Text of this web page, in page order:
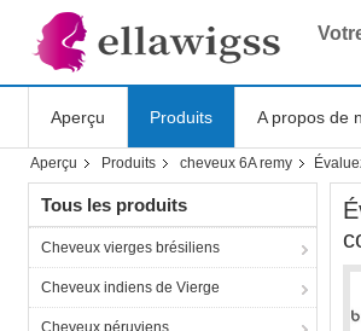
Aperçu Produits A propos de
Shopping Online
Aperçu Produits cheveux 6A remy
Tous les produits
Cheveux vierges brésiliens
Cheveux indiens de Vierge
Cheveux péruviens